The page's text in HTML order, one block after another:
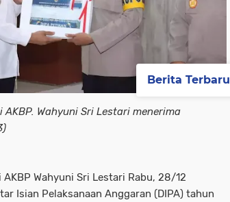
Wahyuni Sri Lestari menerima
Wahyuni Sri Lestari Rabu, 28/12
Isian Pelaksanaan Anggaran (DIPA) tahun
Berita Terbaru